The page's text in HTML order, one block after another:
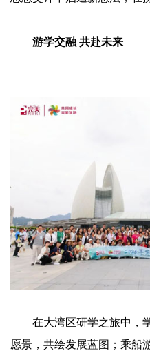
游学交融 共赴未来
在大湾区研学之旅中，学
愿景，共绘发展蓝图；乘船